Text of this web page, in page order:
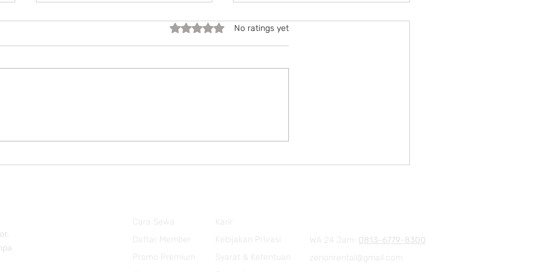
Rated 0 out of 5 stars.No ratings yet
Cara Sewa
Daftar Member
Promo Premium
Karir
Kebijakan Privasi
Syarat & Ketentuan
WA 24 Jam: 0813-6779-8300
zenonrental@gmail.com